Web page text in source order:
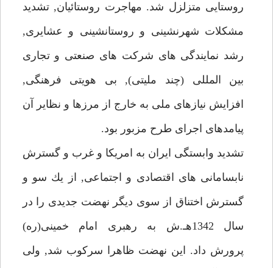
روستايى متزلزل شد. مهاجرت روستائيان, تشديد
مشكلات شهرنشينى و روستانشينى و عشايرى,
رشد نمايندگى هاى شركت هاى صنعتى و تجارى
بين المللى (چند مليتى), بى هويتى فرهنگى,
افزايش نيازهاى ملى به خارج از مرزها و نظاير آن
پيامدهاى اجراى طرح مزبور بود.
تشديد وابستگى ايران به امريكا و غرب و گسترش
نابسامانى هاى اقتصادى و اجتماعى, از يك سو و
گسترش اختناق از سوى ديگر نهضت جديدى را در
سال 1342هـ.ش به رهبرى امام خمينى(ره)
پرورش داد. اين نهضت ظاهرا سركوب شد, ولى